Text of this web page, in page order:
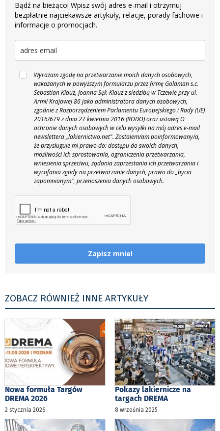
Bądź na bieżąco! Wpisz swój adres e-mail i otrzymuj
bezpłatnie najciekawsze artykuły, relacje, porady fachowe i
informacje o promocjach.
Wyrażam zgodę na przetwarzanie moich danych osobowych,
wskazanych w powyższym formularzu przez firmę Goldman s.c.
Sebastian Klauz, Joanna Sęk-Klauz z siedzibą w Tczewie przy ul.
Armii Krajowej 86 jako administratora danych osobowych,
zgodnie z Rozporządzeniem Parlamentu Europejskiego i Rady (UE)
2016/679 z dnia 27 kwietnia 2016 (RODO) oraz ustawą O
ochronie danych osobowych w celu wysyłki na mój adres e-mail
newslettera „lakiernictwo.net". Zostałem/am poinformowany/a,
że przysługuje mi prawo do: dostępu do swoich danych,
możliwości ich sprostowania, ograniczenia przetwarzania,
wniesienia sprzeciwu, żądania zaprzestania ich przetwarzania i
wycofania zgody na przetwarzanie danych, prawo do „bycia
zapomnianym", przenoszenia danych osobowych.
Zapisz mnie!
ZOBACZ RÓWNIEŻ INNE ARTYKUŁY
Nowa formuła Targów
DREMA 2026
2 stycznia 2026
Pokazy lakiernicze na
targach DREMA
8 września 2025